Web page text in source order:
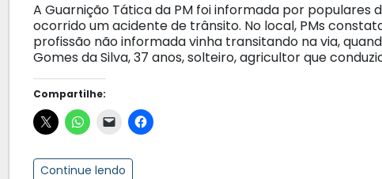
A Guarnição Tática da PM foi informada por populares
ocorrido um acidente de trânsito. No local, PMs
profissão não informada vinha transitando na via,
Gomes da Silva, 37 anos, solteiro, agricultor que
Compartilhe:
Continue lendo